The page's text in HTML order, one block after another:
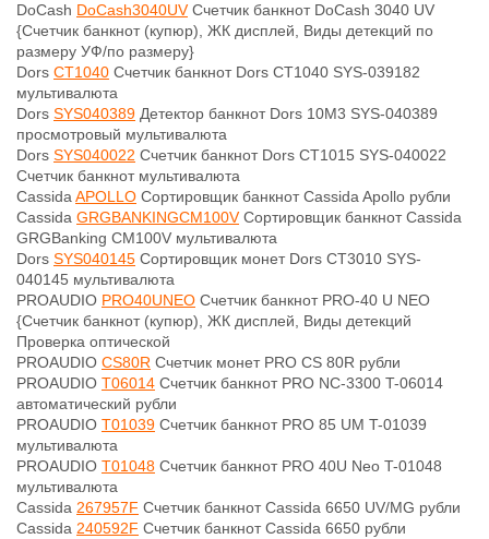
DoCash DoCash3040UVСчетчик банкнот DoCash 3040 UV
{Счетчик банкнот (купюр), ЖК дисплей, Виды детекций по
размеру УФ/по размеру}
Dors CT1040 Счетчик банкнот Dors CT1040 SYS-039182
мультивалюта
Dors SYS040389 Детектор банкнот Dors 10M3 SYS-040389
просмотровый мультивалюта
Dors SYS040022 Счетчик банкнот Dors CT1015 SYS-040022
Счетчик банкнот мультивалюта
CassidaAPOLLO Сортировщик банкнот Cassida Apollo рубли
Cassida GRGBANKINGCM100VСортировщик банкнот Cassida
GRGBanking CM100V мультивалюта
Dors SYS040145 Сортировщик монет Dors CT3010 SYS-
040145 мультивалюта
PROAUDIO PRO40UNEO Счетчик банкнот PRO-40 U NEO
{Счетчик банкнот (купюр), ЖК дисплей, Виды детекций
Проверка оптической
PROAUDIO CS80R Счетчик монет PRO CS 80R рубли
PROAUDIO T06014 Счетчик банкнот PRO NC-3300 T-06014
автоматический рубли
PROAUDIO T01039 Счетчик банкнот PRO 85 UM T-01039
мультивалюта
PROAUDIO T01048 Счетчик банкнот PRO 40U Neo T-01048
мультивалюта
Cassida 267957F Счетчик банкнот Cassida 6650 UV/MG рубли
Cassida 240592F Счетчик банкнот Cassida 6650 рубли